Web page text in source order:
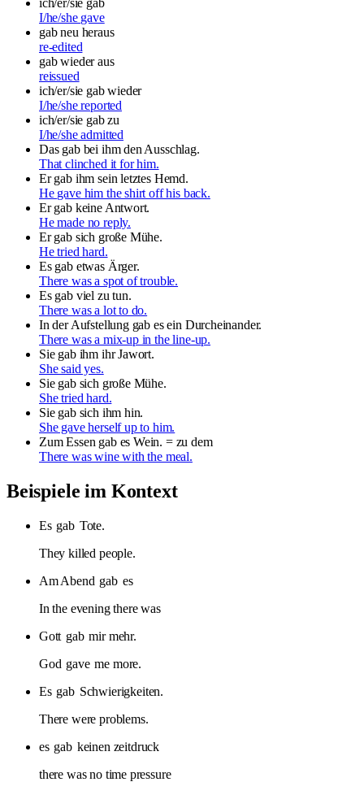
I/he/she gave
gab neu heraus
re-edited
gab wieder aus
reissued
ich/er/sie gab wieder
I/he/she reported
ich/er/sie gab zu
I/he/she admitted
Das gab bei ihm den Ausschlag.
That clinched it for him.
Er gab ihm sein letztes Hemd.
He gave him the shirt off his back.
Er gab keine Antwort.
He made no reply.
Er gab sich große Mühe.
He tried hard.
Es gab etwas Ärger.
There was a spot of trouble.
Es gab viel zu tun.
There was a lot to do.
In der Aufstellung gab es ein Durcheinander.
There was a mix-up in the line-up.
Sie gab ihm ihr Jawort.
She said yes.
Sie gab sich große Mühe.
She tried hard.
Sie gab sich ihm hin.
She gave herself up to him.
Zum Essen gab es Wein. = zu dem
There was wine with the meal.
Beispiele im Kontext
Es gab Tote.
They killed people.
Am Abend gab es
In the evening there was
Gott gab mir mehr.
God gave me more.
Es gab Schwierigkeiten.
There were problems.
es gab keinen zeitdruck
there was no time pressure